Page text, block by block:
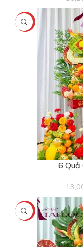
-13%
6 Quả
-1%